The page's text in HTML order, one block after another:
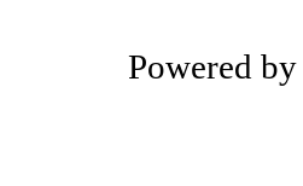
Powered by